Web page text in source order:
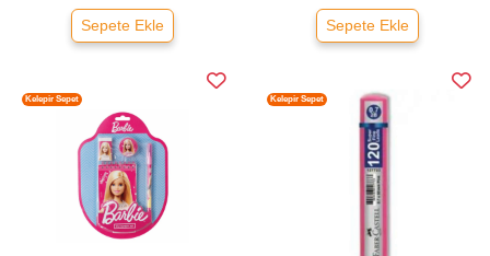
Sepete Ekle Sepete Ekle
Kelepir Sepet Kelepir Sepet